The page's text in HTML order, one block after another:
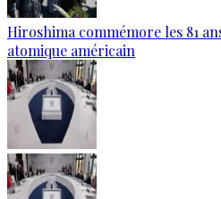
Hiroshima commémore les 81
atomique américain